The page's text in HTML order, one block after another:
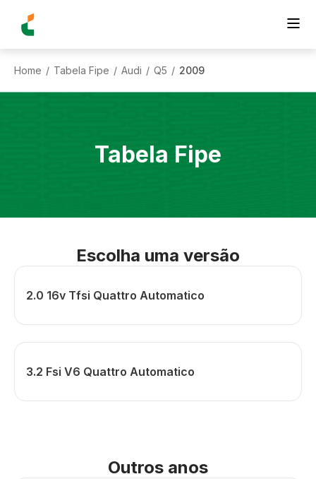
Home / Tabela Fipe / Audi / Q5 / 2009
Tabela Fipe
Escolha uma versão
2.0 16v Tfsi Quattro Automatico
3.2 Fsi V6 Quattro Automatico
Outros anos